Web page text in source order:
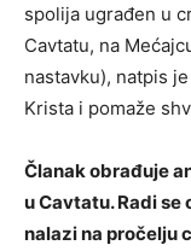
spolija ugrađen u
Cavtatu, na
nastavku), natpis
Krista i pomaže
Članak obrađuje
u Cavtatu. Radi
nalazi na pročelju